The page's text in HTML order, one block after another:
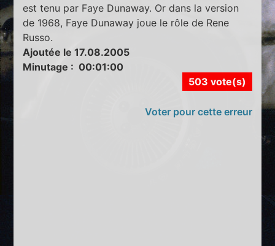
est tenu par Faye Dunaway. Or dans la version
de 1968, Faye Dunaway joue le rôle de Rene
Russo.
Ajoutée le 17.08.2005
Minutage : 00:01:00
503 vote(s)
Voter pour cette erreur